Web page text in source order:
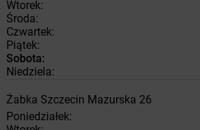
Wtorek:
Środa:
Czwartek:
Piątek:
Sobota:
Niedziela:
Żabka Szczecin Mazurska 26
Poniedziałek: